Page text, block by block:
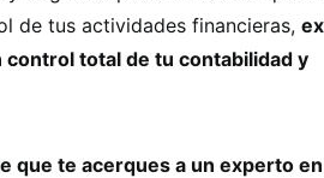
de tus actividades financieras,
total de tu contabilidad y
que te acerques a un experto